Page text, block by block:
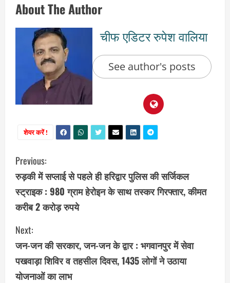
About The Author
चीफ एडिटर रुपेश वालिया
See author's posts
शेयर करें !
C
o
n
t
i
n
Previous:
रुड़की में सप्लाई से पहले ही हरिद्वार पुलिस की सर्जिकल
स्ट्राइक : 980 ग्राम हेरोइन के साथ तस्कर गिरफ्तार, कीमत
करीब 2 करोड़ रुपये
Next:
जन-जन की सरकार, जन-जन के द्वार : भगवानपुर में सेवा
पखवाड़ा शिविर व तहसील दिवस, 1435 लोगों ने उठाया
योजनाओं का लाभ